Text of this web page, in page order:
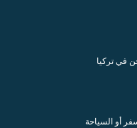
أو السياحة